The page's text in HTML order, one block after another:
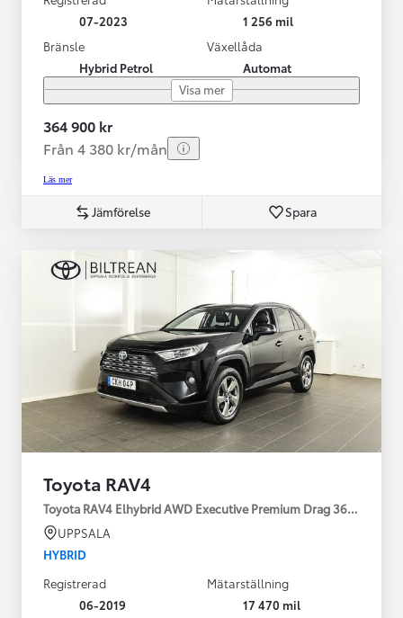
07-2023
1 256 mil
Bränsle
Hybrid Petrol
Växellåda
Automat
Visa mer
364 900 kr
Från 4 380 kr/mån
Läs mer
Jämförelse Spara
Toyota RAV4
Toyota RAV4 Elhybrid AWD Executive Premium Drag 360-kamera
UPPSALA
HYBRID
Registrerad
06-2019
Mätarställning
17 470 mil